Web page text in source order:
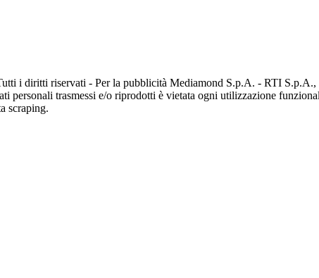
i diritti riservati - Per la pubblicità Mediamond S.p.A. - RTI S.p.A.,
personali trasmessi e/o riprodotti è vietata ogni utilizzazione
scraping.